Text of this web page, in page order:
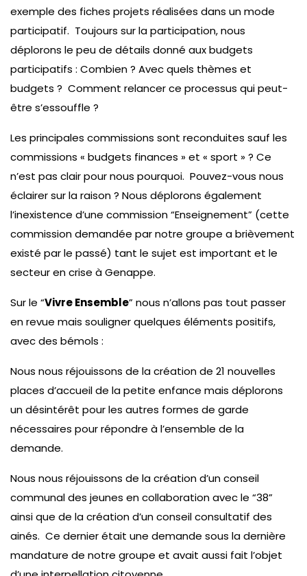
exemple des fiches projets réalisées dans un mode
participatif. Toujours sur la participation, nous
déplorons le peu de détails donné aux budgets
participatifs : Combien ? Avec quels thèmes et
budgets ? Comment relancer ce processus qui peut-
être s’essouffle ?
Les principales commissions sont reconduites sauf les
commissions « budgets finances » et « sport » ? Ce
n’est pas clair pour nous pourquoi. Pouvez-vous nous
éclairer sur la raison ? Nous déplorons également
l’inexistence d’une commission “Enseignement” (cette
commission demandée par notre groupe a brièvement
existé par le passé) tant le sujet est important et le
secteur en crise à Genappe.
Sur le “Vivre Ensemble” nous n’allons pas tout passer
en revue mais souligner quelques éléments positifs,
avec des bémols :
Nous nous réjouissons de la création de 21 nouvelles
places d’accueil de la petite enfance mais déplorons
un désintérêt pour les autres formes de garde
nécessaires pour répondre à l’ensemble de la
demande.
Nous nous réjouissons de la création d’un conseil
communal des jeunes en collaboration avec le “38”
ainsi que de la création d’un conseil consultatif des
ainés. Ce dernier était une demande sous la dernière
mandature de notre groupe et avait aussi fait l’objet